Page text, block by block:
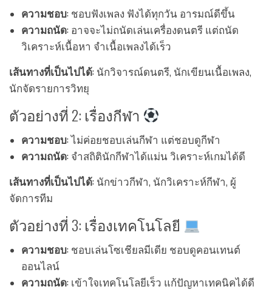
ความชอบ: ชอบฟังเพลง ฟังได้ทุกวัน อารมณ์ดีขึ้น
ความถนัด: อาจจะไม่ถนัดเล่นเครื่องดนตรี แต่ถนัด
วิเคราะห์เนื้อหา จำเนื้อเพลงได้เร็ว
เส้นทางที่เป็นไปได้: นักวิจารณ์ดนตรี, นักเขียนเนื้อเพลง,
นักจัดรายการวิทยุ
ตัวอย่างที่ 2: เรื่องกีฬา
ความชอบ: ไม่ค่อยชอบเล่นกีฬา แต่ชอบดูกีฬา
ความถนัด: จำสถิตินักกีฬาได้แม่น วิเคราะห์เกมได้ดี
เส้นทางที่เป็นไปได้: นักข่าวกีฬา, นักวิเคราะห์กีฬา, ผู้
จัดการทีม
ตัวอย่างที่ 3: เรื่องเทคโนโลยี
ความชอบ: ชอบเล่นโซเชียลมีเดีย ชอบดูคอนเทนต์
ออนไลน์
ความถนัด: เข้าใจเทคโนโลยีเร็ว แก้ปัญหาเทคนิคได้ดี